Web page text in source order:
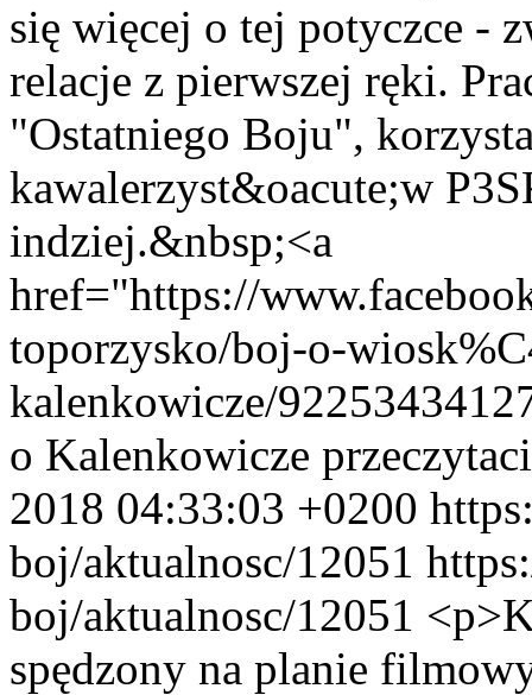
się więcej o tej potyczce -
relacje z pierwszej ręki.
"Ostatniego Boju",
kawalerzyst&oacute;w
indziej.&nbsp;<a
href="https://
toporzysko/boj-o-
kalenkowicze/
o Kalenkowicze
2018 04:33:03 +0200
boj/aktualnosc/12051
boj/aktualnosc/12051
spędzony na planie